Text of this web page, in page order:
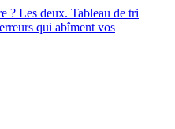
? Les deux. Tableau de tri
qui abîment vos